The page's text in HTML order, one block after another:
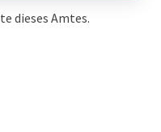
dieses Amtes.